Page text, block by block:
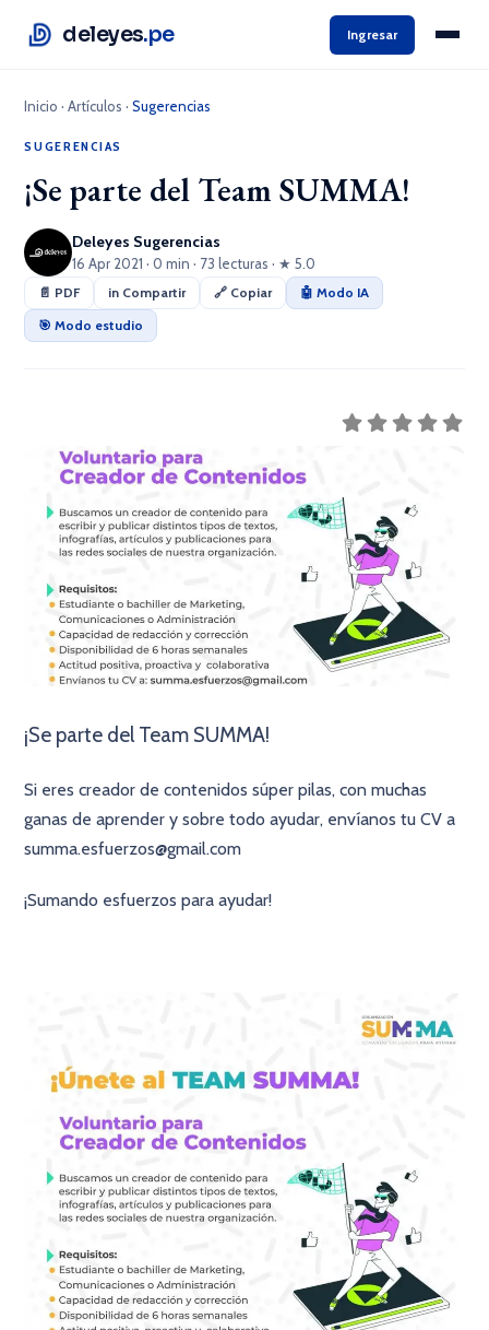
deleyes.pe Ingresar
Inicio ·Artículos ·Sugerencias
SUGERENCIAS
¡Se parte del Team SUMMA!
Deleyes Sugerencias
16 Apr 2021 · 0 min · 73 lecturas · ★ 5.0
📄 PDF in Compartir 🔗 Copiar
🤖 Modo IA
🎯 Modo estudio
¡Se parte del Team SUMMA!
Si eres creador de contenidos súper pilas, con muchas
ganas de aprender y sobre todo ayudar, envíanos tu CV a
summa.esfuerzos@gmail.com
¡Sumando esfuerzos para ayudar!